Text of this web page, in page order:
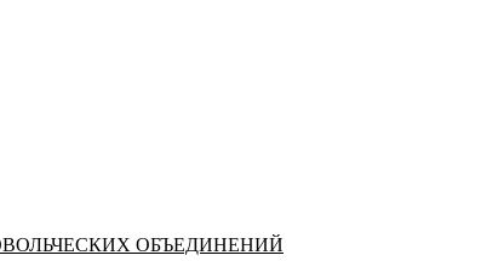
ОБЪЕДИНЕНИЙ